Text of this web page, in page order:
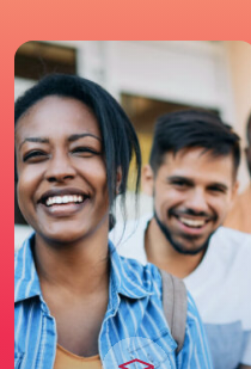
para a sua carreira.